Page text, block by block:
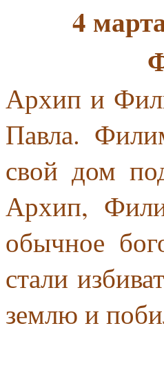
4
Архип и
Павла.
свой дом
Архип,
обычное
стали
землю и